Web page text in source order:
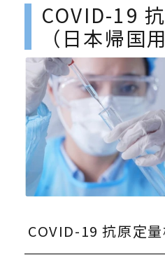
COVID-19
（日本帰国用
COVID-19 抗原定量